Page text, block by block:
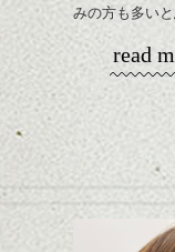
みの方も多い
が、
やっぱりボブで
しやすいスタイ
あご下のライ
さを残したボブ
も出しやすくて
read